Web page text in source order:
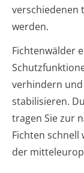
verschiedenen
werden.
Fichtenwälder
verhindern
stabilisieren.
tragen Sie zur
Fichten schnell
der